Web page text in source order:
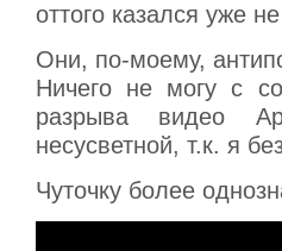
оттого казался уже
Они, по-моему,
Ничего не могу с
разрыва видео
несусветной, т.к. я
Чуточку более